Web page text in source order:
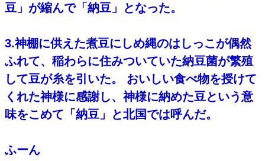
豆」が縮んで「納豆」となった。
3.神棚に供えた煮豆にしめ縄のはしっこが偶然
ふれて、稲わらに住みついていた納豆菌が繁殖
して豆が糸を引いた。 おいしい食べ物を授けて
くれた神様に感謝し、神様に納めた豆という意
味をこめて「納豆」と北国では呼んだ。
ふーん